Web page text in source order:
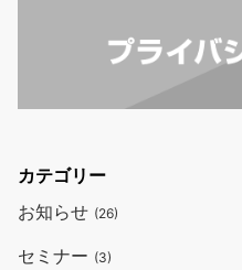
カテゴリー
お知らせ (26)
セミナー (3)